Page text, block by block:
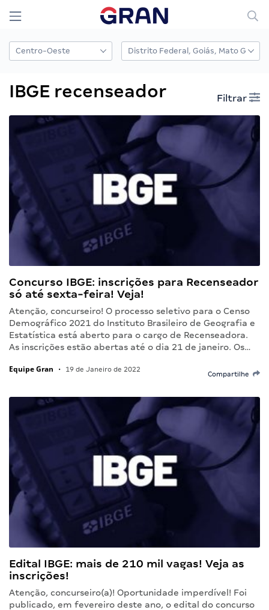
IBGE recenseador Filtrar
Concurso IBGE: inscrições para Recenseador
só até sexta-feira! Veja!
Atenção, concurseiro! O processo seletivo para o Censo
Demográfico 2021 do Instituto Brasileiro de Geografia e
Estatística está aberto para o cargo de Recenseadora.
As inscrições estão abertas até o dia 21 de janeiro. Os…
Equipe Gran • 19 de Janeiro de 2022
Compartilhe
Edital IBGE: mais de 210 mil vagas! Veja as
inscrições!
Atenção, concurseiro(a)! Oportunidade imperdível! Foi
publicado, em fevereiro deste ano, o edital do concurso